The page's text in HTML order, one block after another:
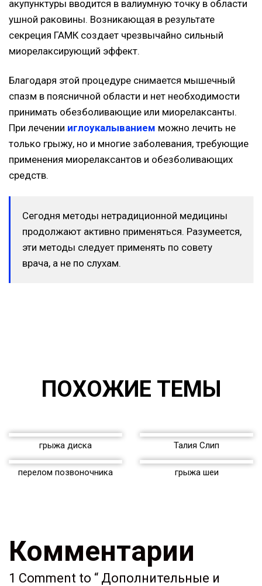
акупунктуры вводится в валиумную точку в области
ушной раковины. Возникающая в результате
секреция ГАМК создает чрезвычайно сильный
миорелаксирующий эффект.
Благодаря этой процедуре снимается мышечный
спазм в поясничной области и нет необходимости
принимать обезболивающие или миорелаксанты.
При лечении иглоукалыванием можно лечить не
только грыжу, но и многие заболевания, требующие
применения миорелаксантов и обезболивающих
средств.
Сегодня методы нетрадиционной медицины
продолжают активно применяться. Разумеется,
эти методы следует применять по совету
врача, а не по слухам.
ПОХОЖИЕ ТЕМЫ
грыжа диска Талия Слип
перелом позвоночника грыжа шеи
Комментарии
1 Comment to “ Дополнительные и